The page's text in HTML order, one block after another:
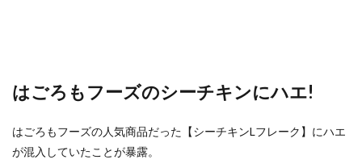
はごろもフーズのシーチキンにハエ!
はごろもフーズの人気商品だった【シーチキンLフレーク】にハエ
が混入していたことが暴露。